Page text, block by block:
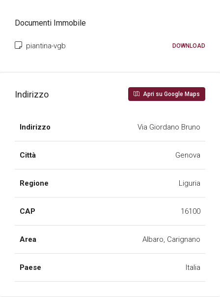
Documenti Immobile
piantina-vgb DOWNLOAD
Indirizzo Apri su Google Maps
Indirizzo Via Giordano Bruno
Città Genova
Regione Liguria
CAP 16100
Area Albaro, Carignano
Paese Italia